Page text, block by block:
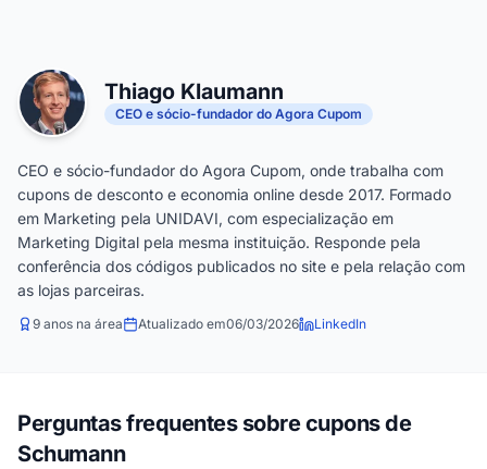
Thiago Klaumann
CEO e sócio-fundador do Agora Cupom
CEO e sócio-fundador do Agora Cupom, onde trabalha com
cupons de desconto e economia online desde 2017. Formado
em Marketing pela UNIDAVI, com especialização em
Marketing Digital pela mesma instituição. Responde pela
conferência dos códigos publicados no site e pela relação com
as lojas parceiras.
9 anos na área Atualizado em06/03/2026 LinkedIn
Perguntas frequentes sobre cupons de
Schumann